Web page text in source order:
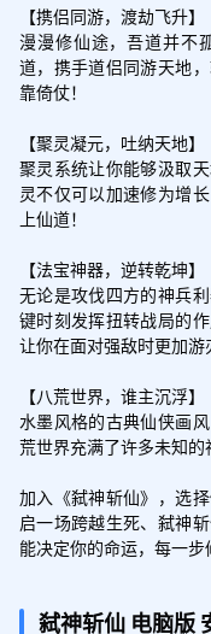
【携侣同游，渡劫飞升】
漫漫修仙途，吾道并不
道，携手道侣同游天地
靠倚仗！
【聚灵凝元，吐纳天地】
聚灵系统让你能够汲取
灵不仅可以加速修为增
上仙道！
【法宝神器，逆转乾坤】
无论是攻伐四方的神兵
键时刻发挥扭转战局的
让你在面对强敌时更加游
【八荒世界，谁主沉浮】
水墨风格的古典仙侠画
荒世界充满了许多未知的
加入《弑神斩仙》，选
启一场跨越生死、弑神
能决定你的命运，每一步
弑神斩仙 电脑版